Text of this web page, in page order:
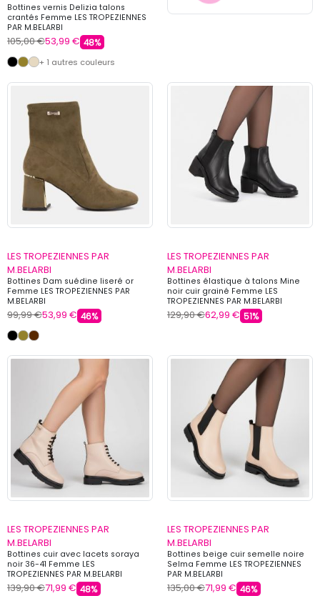
Bottines vernis Delizia talons
crantés Femme LES TROPEZIENNES
PAR M.BELARBI
105,00 €53,99 € 48%
+ 1 autres couleurs
LES TROPEZIENNES PAR
M.BELARBI
Bottines Dam suédine liseré or
Femme LES TROPEZIENNES PAR
M.BELARBI
99,99 €53,99 € 46%
LES TROPEZIENNES PAR
M.BELARBI
Bottines élastique à talons Mine
noir cuir grainé Femme LES
TROPEZIENNES PAR M.BELARBI
129,90 €62,99 € 51%
LES TROPEZIENNES PAR
M.BELARBI
Bottines cuir avec lacets soraya
noir 36-41 Femme LES
TROPEZIENNES PAR M.BELARBI
139,90 €71,99 € 48%
LES TROPEZIENNES PAR
M.BELARBI
Bottines beige cuir semelle noire
Selma Femme LES TROPEZIENNES
PAR M.BELARBI
135,00 €71,99 € 46%